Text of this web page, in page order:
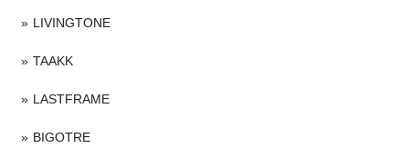
LIVINGTONE
TAAKK
LASTFRAME
BIGOTRE